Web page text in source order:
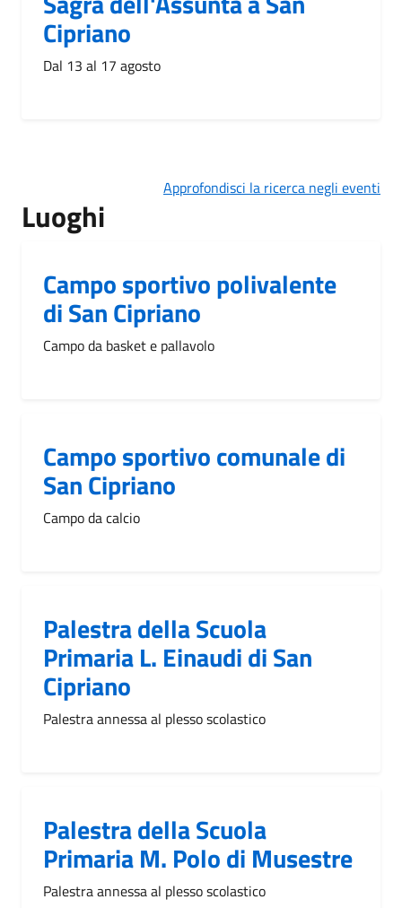
Cipriano
Dal 13 al 17 agosto
Approfondisci la ricerca negli eventi
Luoghi
Campo sportivo polivalente
di San Cipriano
Campo da basket e pallavolo
Campo sportivo comunale di
San Cipriano
Campo da calcio
Palestra della Scuola
Primaria L. Einaudi di San
Cipriano
Palestra annessa al plesso scolastico
Palestra della Scuola
Primaria M. Polo di Musestre
Palestra annessa al plesso scolastico